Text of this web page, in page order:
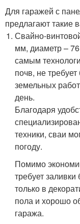
Для гаражей с
предлагают такие
Свайно-
мм, диаметр –
самым
почв, не
земельных
день.
Благодаря
техники, сваи
погоду.
Помимо
требует
только в
пола и хорошо
гаража.